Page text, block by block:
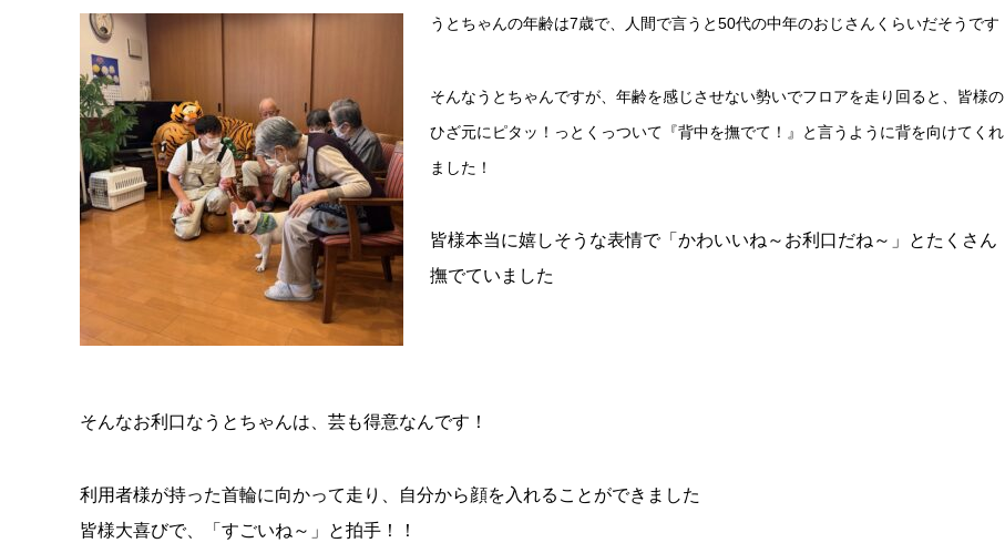
うとちゃんの年齢は7歳で、人間で言うと50代の中年のおじさんくらいだそうです
そんなうとちゃんですが、年齢を感じさせない勢いでフロアを走り回ると、 皆様の
ひざ元にピタッ！っとくっついて『背中を撫でて！』と言うように背を向けてくれ
ました！
皆様本当に嬉しそうな表情で「かわいいね～お利口だね～」とたくさん
撫でていました
そんなお利口なうとちゃんは、芸も得意なんです！
利用者様が持った首輪に向かって走り、自分から顔を入れることができました
皆様大喜びで、「すごいね～」と拍手！！